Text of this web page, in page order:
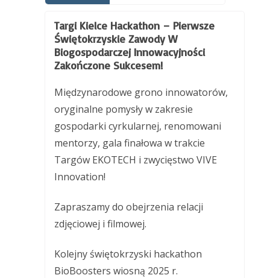
Targi Kielce Hackathon – Pierwsze
Świętokrzyskie Zawody W
Biogospodarczej Innowacyjności
Zakończone Sukcesem!
Międzynarodowe grono innowatorów,
oryginalne pomysły w zakresie
gospodarki cyrkularnej, renomowani
mentorzy, gala finałowa w trakcie
Targów EKOTECH i zwycięstwo VIVE
Innovation!
Zapraszamy do obejrzenia relacji
zdjęciowej i filmowej.
Kolejny świętokrzyski hackathon
BioBoosters wiosną 2025 r.